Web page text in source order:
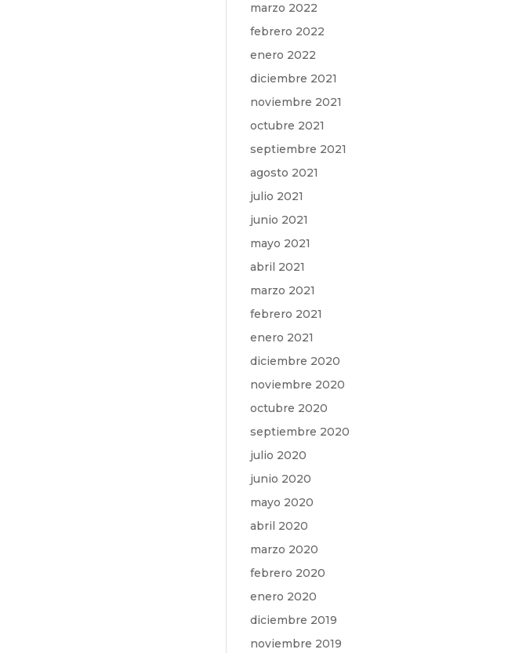
marzo 2022
febrero 2022
enero 2022
diciembre 2021
noviembre 2021
octubre 2021
septiembre 2021
agosto 2021
julio 2021
junio 2021
mayo 2021
abril 2021
marzo 2021
febrero 2021
enero 2021
diciembre 2020
noviembre 2020
octubre 2020
septiembre 2020
julio 2020
junio 2020
mayo 2020
abril 2020
marzo 2020
febrero 2020
enero 2020
diciembre 2019
noviembre 2019